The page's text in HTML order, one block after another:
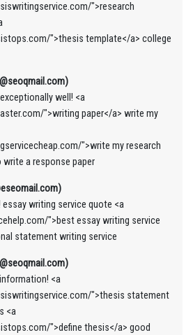
">research
">thesis template</a> college
well! <a
">writing paper</a> write my
">write my research
a response paper
writing service quote <a
">best essay writing service
statement writing service
<a
">thesis statement
<a
">define thesis</a> good